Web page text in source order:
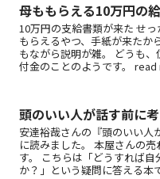
母ももらえる10万円の
10万円の支給書類が来た せ
もらえるやつ、手紙が来たか
もながら説明が雑。 どうも
付金のことのようです。
頭のいい人が話す前に
安達裕哉さんの『頭のいい人
に読みました。 本屋さんの
す。 こちらは「どうすれば
か？」という疑問に答える本